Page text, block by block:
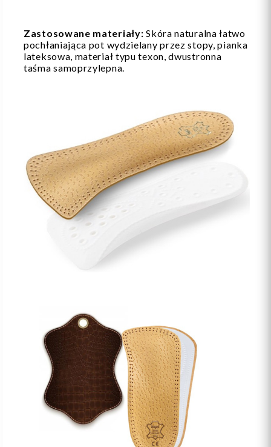
Zastosowane materiały:Skóra naturalna łatwo
pochłaniająca pot wydzielany przez stopy, pianka
lateksowa, materiał typu texon, dwustronna
taśma samoprzylepna.